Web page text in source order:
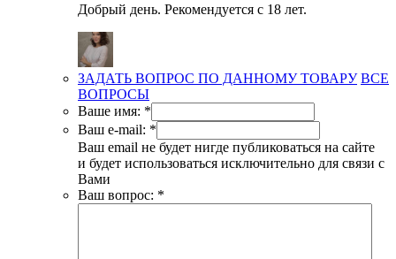
Добрый день. Рекомендуется с 18 лет.
ЗАДАТЬ ВОПРОС ПО ДАННОМУ ТОВАРУ ВСЕ
ВОПРОСЫ
Ваше имя: *
Ваш e-mail: *
Ваш email не будет нигде публиковаться на сайте
и будет использоваться исключительно для связи с
Вами
Ваш вопрос: *